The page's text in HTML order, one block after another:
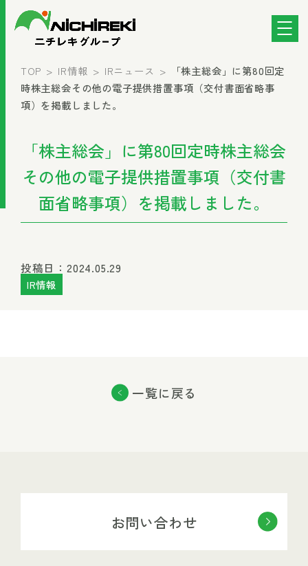
TOP IR情報 IRニュース
「株主総会」に第80回定
時株主総会その他の電子提供措置事項（交付書面省略事
項）を掲載しました。
「株主総会」に第80回定時株主総会
その他の電子提供措置事項（交付書
面省略事項）を掲載しました。
投稿日：2024.05.29
IR情報
一覧に戻る
お問い合わせ